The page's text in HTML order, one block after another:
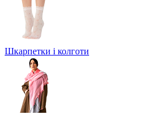
Шкарпетки і колготи